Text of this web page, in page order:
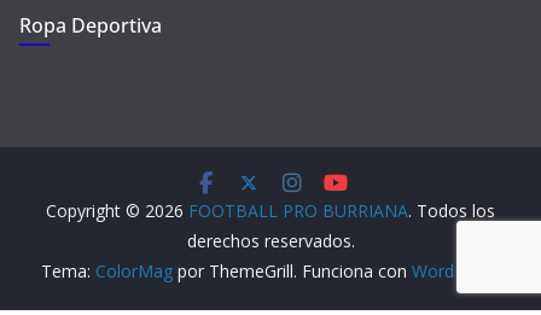
Ropa Deportiva
Copyright © 2026 FOOTBALL PRO BURRIANA. Todos los
derechos reservados.
Tema: ColorMagpor ThemeGrill. Funciona con WordPress